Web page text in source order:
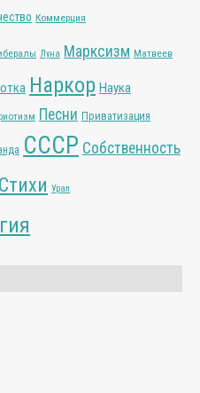
Коммерция
Луна Марксизм Матвеев
Наркор Наука
Песни Приватизация
СССР Собственность
Стихи Урал